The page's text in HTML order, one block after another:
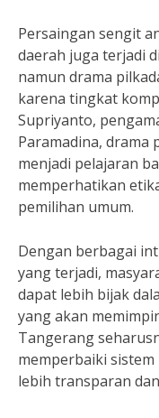
Persaingan sengit
daerah juga terjadi
namun drama
karena tingkat
Supriyanto,
Paramadina, drama
menjadi pelajaran
memperhatikan
pemilihan umum.
Dengan berbagai
yang terjadi,
dapat lebih bijak
yang akan
Tangerang
memperbaiki
lebih transparan